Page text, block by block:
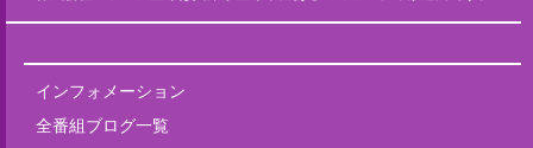
インフォメーション
全番組ブログ一覧